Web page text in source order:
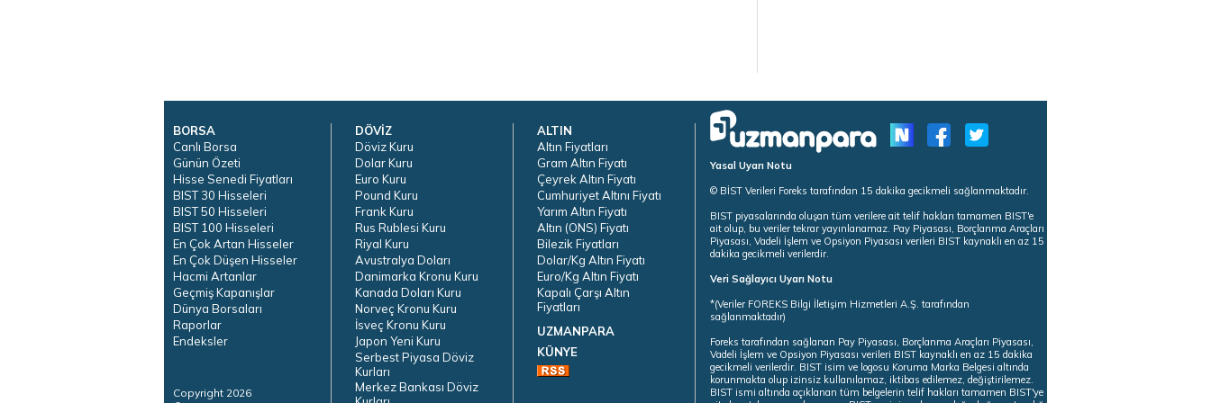
BORSA
Canlı Borsa
Günün Özeti
Hisse Senedi Fiyatları
BIST 30 Hisseleri
BIST 50 Hisseleri
BIST 100 Hisseleri
En Çok Artan Hisseler
En Çok Düşen Hisseler
Hacmi Artanlar
Geçmiş Kapanışlar
Dünya Borsaları
Raporlar
Endeksler
Copyright 2026
DÖVİZ
Döviz Kuru
Dolar Kuru
Euro Kuru
Pound Kuru
Frank Kuru
Rus Rublesi Kuru
Riyal Kuru
Avustralya Doları
Danimarka Kronu Kuru
Kanada Doları Kuru
Norveç Kronu Kuru
İsveç Kronu Kuru
Japon Yeni Kuru
Serbest Piyasa Döviz
Kurları
Merkez Bankası Döviz
ALTIN
Altın Fiyatları
Gram Altın Fiyatı
Çeyrek Altın Fiyatı
Cumhuriyet Altını Fiyatı
Yarım Altın Fiyatı
Altın (ONS) Fiyatı
Bilezik Fiyatları
Dolar/Kg Altın Fiyatı
Euro/Kg Altın Fiyatı
Kapalı Çarşı Altın
Fiyatları
UZMANPARA
KÜNYE
Yasal Uyarı Notu
© BİST Verileri Foreks tarafından 15 dakika gecikmeli sağlanmaktadır.
BIST piyasalarında oluşan tüm verilere ait telif hakları tamamen BIST'e
ait olup, bu veriler tekrar yayınlanamaz. Pay Piyasası, Borçlanma Araçları
Piyasası, Vadeli İşlem ve Opsiyon Piyasası verileri BIST kaynaklı en az 15
dakika gecikmeli verilerdir.
Veri Sağlayıcı Uyarı Notu
*(Veriler FOREKS Bilgi İletişim Hizmetleri A.Ş. tarafından
sağlanmaktadır)
Foreks tarafından sağlanan Pay Piyasası, Borçlanma Araçları Piyasası,
Vadeli İşlem ve Opsiyon Piyasası verileri BIST kaynaklı en az 15 dakika
gecikmeli verilerdir. BIST isim ve logosu Koruma Marka Belgesi altında
korunmakta olup izinsiz kullanılamaz, iktibas edilemez, değiştirilemez.
BIST ismi altında açıklanan tüm belgelerin telif hakları tamamen BIST'ye